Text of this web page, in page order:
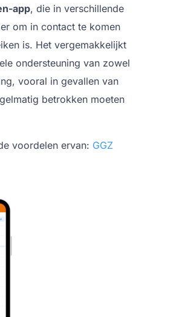
app, die in verschillende
om in contact te komen
is. Het vergemakkelijkt
ondersteuning van zowel
vooral in gevallen van
betrokken moeten
voordelen ervan: GGZ